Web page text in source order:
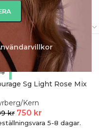
nvändarvillkor
Sg Light Rose Mix
Kern
kr 750 kr
5-8 dagar.